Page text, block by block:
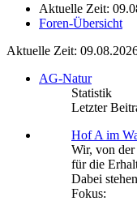
Aktuelle Zeit:
Foren-Übersicht
Aktuelle Zeit:
AG-Natur
Statistik
Letzter
Hof A im
Wir, von
für die
Dabei
Fokus: